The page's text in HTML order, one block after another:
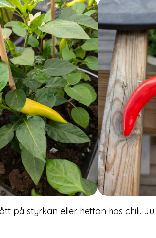
på styrkan eller hettan hos chili. Ju